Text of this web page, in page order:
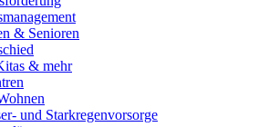
& Senioren
& mehr
und Starkregenvorsorge